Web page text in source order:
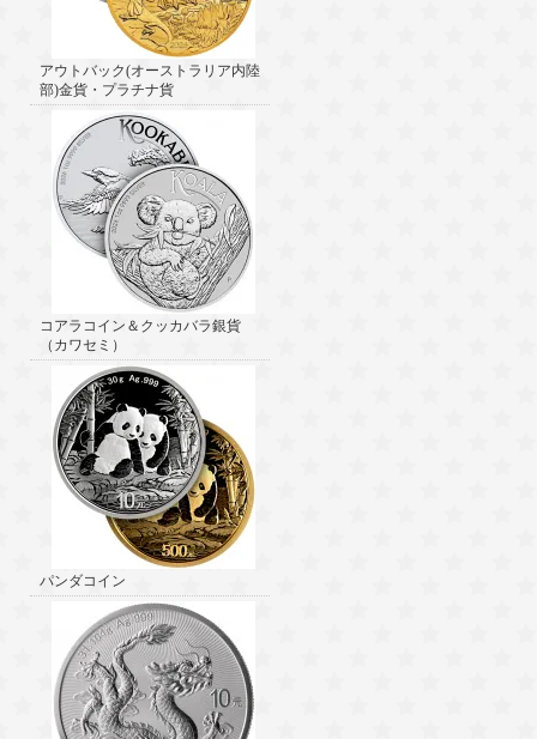
アウトバック(オーストラリア内陸
部)金貨・プラチナ貨
コアラコイン＆クッカバラ銀貨
（カワセミ）
パンダコイン